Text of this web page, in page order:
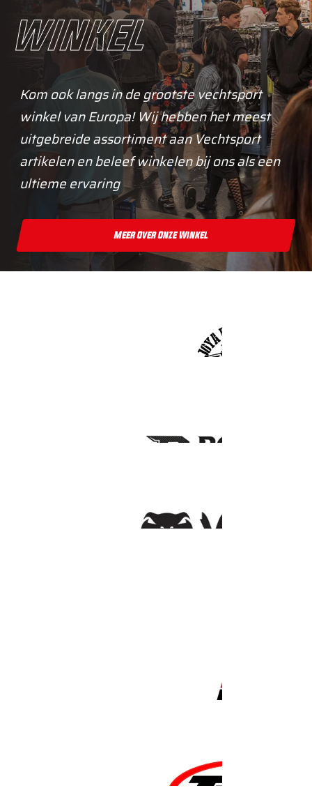
winkel
Kom ook langs in de grootste vechtsport
winkel van Europa! Wij hebben het meest
uitgebreide assortiment aan Vechtsport
artikelen en beleef winkelen bij ons als een
ultieme ervaring
Meer Over Onze Winkel